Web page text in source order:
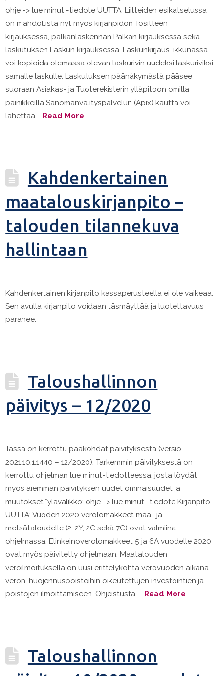
ohje -> lue minut -tiedote UUTTA: Liitteiden esikatselussa
on mahdollista nyt myös kirjanpidon Tositteen
kirjauksessa, palkanlaskennan Palkan kirjauksessa sekä
laskutuksen Laskun kirjauksessa. Laskunkirjaus-ikkunassa
voi kopioida olemassa olevan laskurivin uudeksi laskuriviksi
samalle laskulle. Laskutuksen päänäkymästä pääsee
suoraan Asiakas- ja Tuoterekisterin ylläpitoon omilla
painikkeilla Sanomanvälityspalvelun (Apix) kautta voi
lähettää … Read More
Kahdenkertainen
maatalouskirjanpito –
talouden tilannekuva
hallintaan
Kahdenkertainen kirjanpito kassaperusteella ei ole vaikeaa.
Sen avulla kirjanpito voidaan täsmäyttää ja luotettavuus
paranee.
Taloushallinnon
päivitys – 12/2020
Tässä on kerrottu pääkohdat päivityksestä (versio
2021.10.1.1440 – 12/2020). Tarkemmin päivityksestä on
kerrottu ohjelman lue minut-tiedotteessa, josta löydät
myös aiemman päivityksen uudet ominaisuudet ja
muutokset.*ylävalikko: ohje -> lue minut -tiedote Kirjanpito
UUTTA: Vuoden 2020 verolomakkeet maa- ja
metsätaloudelle (2, 2Y, 2C sekä 7C) ovat valmiina
ohjelmassa. Elinkeinoverolomakkeet 5 ja 6A vuodelle 2020
ovat myös päivitetty ohjelmaan. Maatalouden
veroilmoituksella on uusi erittelykohta verovuoden aikana
veron-huojennuspoistoihin oikeutettujen investointien ja
poistojen ilmoittamiseen. Ohjeistusta, … Read More
Taloushallinnon